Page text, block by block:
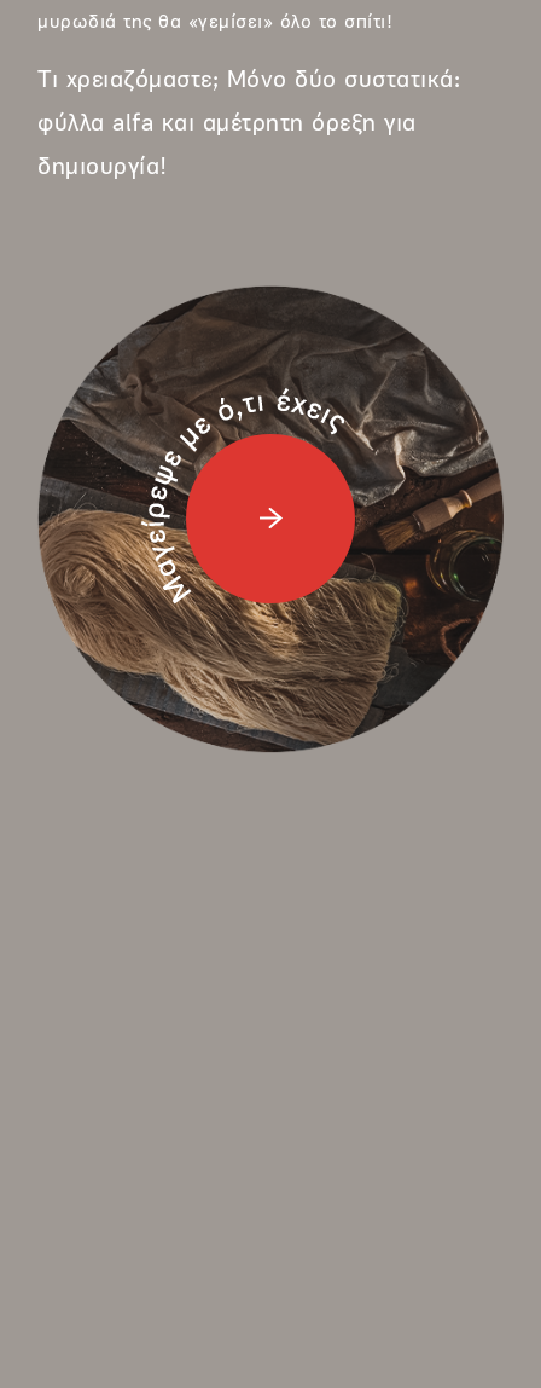
μυρωδιά της θα «γεμίσει» όλο το σπίτι!
Τι χρειαζόμαστε; Μόνο δύο συστατικά:
φύλλα alfa και αμέτρητη όρεξη για
δημιουργία!